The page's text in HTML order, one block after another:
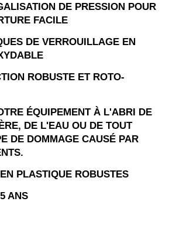
DE PRESSION POUR
FACILE
DE VERROUILLAGE EN
ROBUSTE ET ROTO-
ÉQUIPEMENT À L'ABRI DE
DE L'EAU OU DE TOUT
DE DOMMAGE CAUSÉ PAR
PLASTIQUE ROBUSTES
ANS